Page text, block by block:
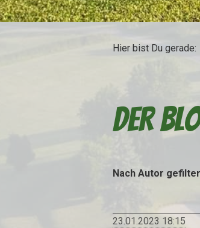
Hier bist Du gerade:
DER
Nach Autor
23.01.2023 18:15